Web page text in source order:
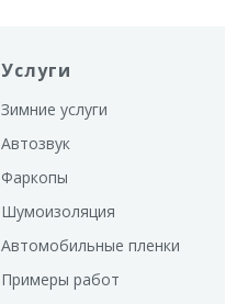
Услуги
Зимние услуги
Автозвук
Фаркопы
Шумоизоляция
Автомобильные пленки
Примеры работ